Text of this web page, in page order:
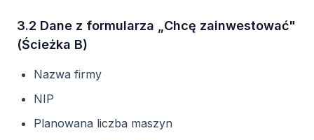
3.2 Dane z formularza „Chcę zainwestować"
(Ścieżka B)
Nazwa firmy
NIP
Planowana liczba maszyn